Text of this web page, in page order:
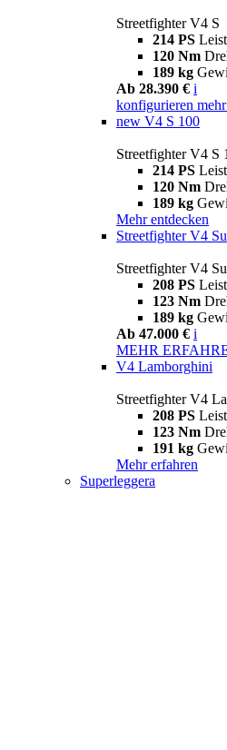
Streetfighter V4 S
214 PS
120 Nm
189 kg
Ab 28.390 € i
konfigurieren
new V4 S 100
Streetfighter V4 S
214 PS
120 Nm
189 kg
Mehr entdecken
Streetfighter V4
Streetfighter V4
208 PS
123 Nm
189 kg
Ab 47.000 € i
MEHR
V4 Lamborghini
Streetfighter V4
208 PS
123 Nm
191 kg
Mehr erfahren
Superleggera